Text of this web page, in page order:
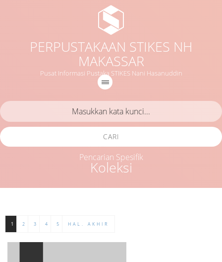
PERPUSTAKAAN STIKES NH
MAKASSAR
Pusat Informasi Pustaka STIKES Nani Hasanuddin
Koleksi
CARI
Pencarian Spesifik
1 2 3 4 5 HAL. AKHIR